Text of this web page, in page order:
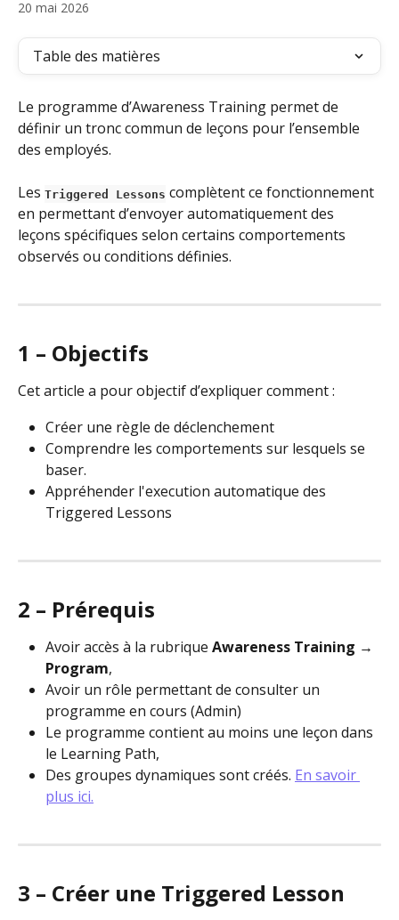
20 mai 2026
Table des matières
Le programme d’Awareness Training permet de
définir un tronc commun de leçons pour l’ensemble
des employés.
Les Triggered Lessons complètent ce fonctionnement
en permettant d’envoyer automatiquement des
leçons spécifiques selon certains comportements
observés ou conditions définies.
1 – Objectifs
Cet article a pour objectif d’expliquer comment :
Créer une règle de déclenchement
Comprendre les comportements sur lesquels se
baser.
Appréhender l'execution automatique des
Triggered Lessons
2 – Prérequis
Avoir accès à la rubrique Awareness Training →
Program,
Avoir un rôle permettant de consulter un
programme en cours (Admin)
Le programme contient au moins une leçon dans
le Learning Path,
Des groupes dynamiques sont créés. En savoir
plus ici.
3 – Créer une Triggered Lesson